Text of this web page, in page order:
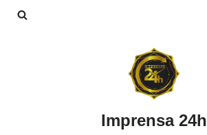
Imprensa 24h